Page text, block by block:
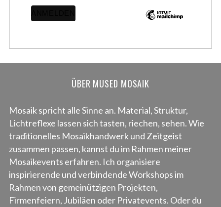
ÜBER MUSED MOSAIK
Mosaik spricht alle Sinne an. Material, Struktur,
Lichtreflexe lassen sich tasten, riechen, sehen. Wie
traditionelles Mosaikhandwerk und Zeitgeist
zusammen passen, kannst du im Rahmen meiner
Mosaikevents erfahren. Ich organisiere
inspirierende und verbindende Workshops im
Rahmen von gemeinützigen Projekten,
Firmenfeiern, Jubiläen oder Privatevents. Oder du